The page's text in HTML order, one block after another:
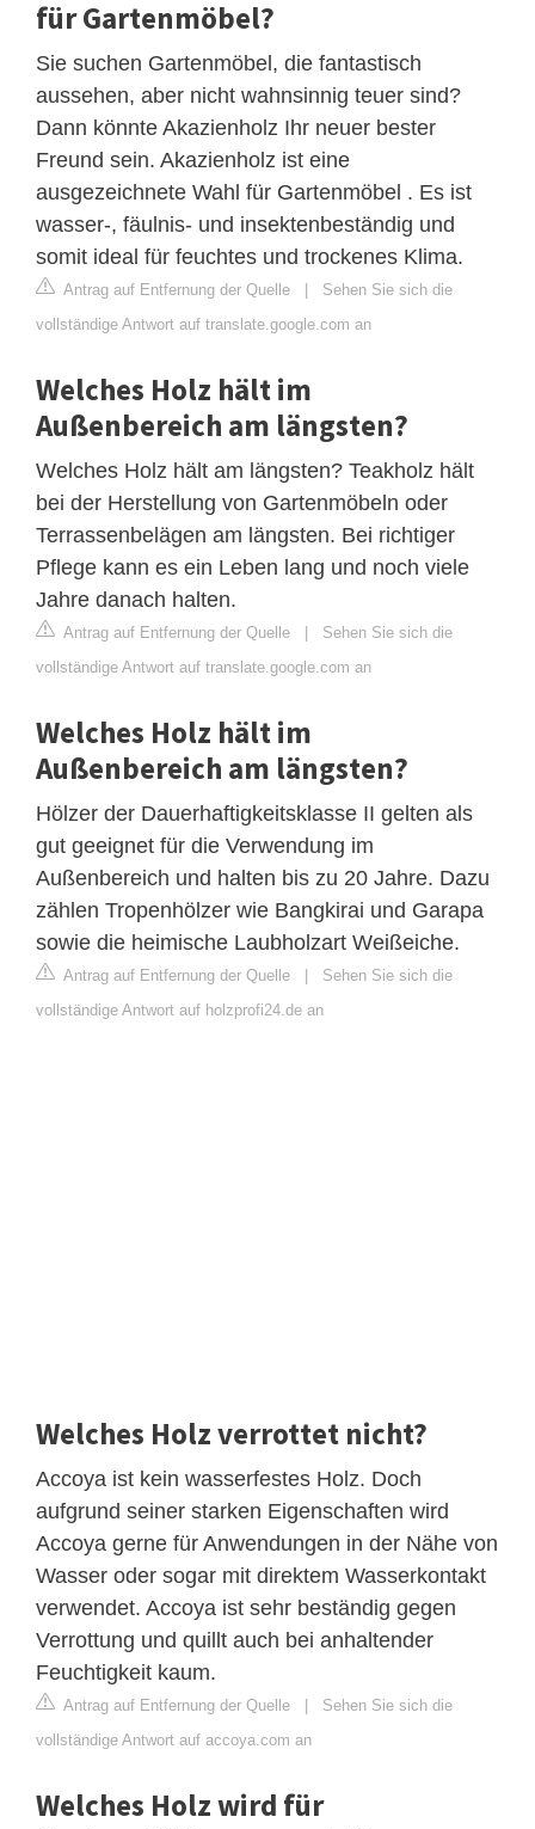
für Gartenmöbel?
Sie suchen Gartenmöbel, die fantastisch
aussehen, aber nicht wahnsinnig teuer sind?
Dann könnte Akazienholz Ihr neuer bester
Freund sein. Akazienholz ist eine
ausgezeichnete Wahl für Gartenmöbel . Es ist
wasser-, fäulnis- und insektenbeständig und
somit ideal für feuchtes und trockenes Klima.
Antrag auf Entfernung der Quelle | Sehen Sie sich die
vollständige Antwort auf translate.google.com an
Welches Holz hält im
Außenbereich am längsten?
Welches Holz hält am längsten? Teakholz hält
bei der Herstellung von Gartenmöbeln oder
Terrassenbelägen am längsten. Bei richtiger
Pflege kann es ein Leben lang und noch viele
Jahre danach halten.
Antrag auf Entfernung der Quelle | Sehen Sie sich die
vollständige Antwort auf translate.google.com an
Welches Holz hält im
Außenbereich am längsten?
Hölzer der Dauerhaftigkeitsklasse II gelten als
gut geeignet für die Verwendung im
Außenbereich und halten bis zu 20 Jahre. Dazu
zählen Tropenhölzer wie Bangkirai und Garapa
sowie die heimische Laubholzart Weißeiche.
Antrag auf Entfernung der Quelle | Sehen Sie sich die
vollständige Antwort auf holzprofi24.de an
Welches Holz verrottet nicht?
Accoya ist kein wasserfestes Holz. Doch
aufgrund seiner starken Eigenschaften wird
Accoya gerne für Anwendungen in der Nähe von
Wasser oder sogar mit direktem Wasserkontakt
verwendet. Accoya ist sehr beständig gegen
Verrottung und quillt auch bei anhaltender
Feuchtigkeit kaum.
Antrag auf Entfernung der Quelle | Sehen Sie sich die
vollständige Antwort auf accoya.com an
Welches Holz wird für